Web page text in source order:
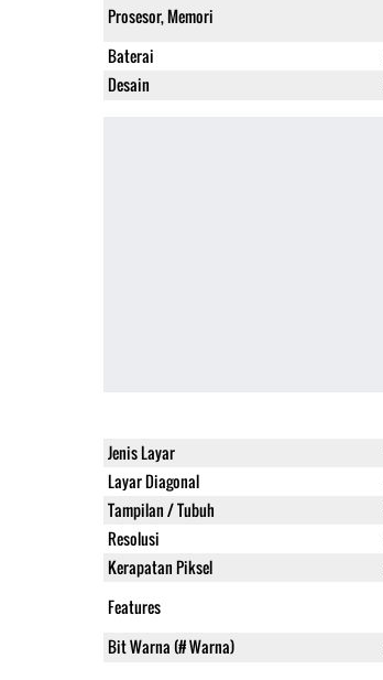
Prosesor, Memori
Baterai
Desain
Jenis Layar
Layar Diagonal
Tampilan / Tubuh
Resolusi
Kerapatan Piksel
Features
Bit Warna (# Warna)